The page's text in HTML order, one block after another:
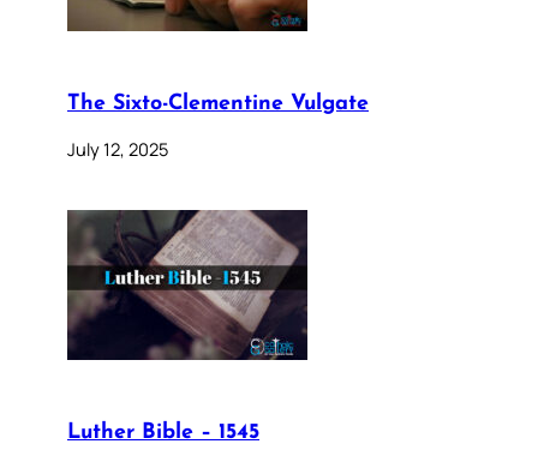
The Sixto-Clementine Vulgate
July 12, 2025
Luther Bible – 1545